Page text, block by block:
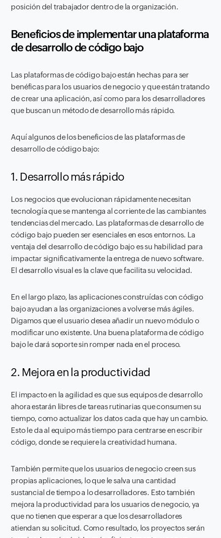
posición del trabajador dentro de la organización.
Beneficios de implementar una plataforma
de desarrollo de código bajo
Las plataformas de código bajo están hechas para ser
benéficas para los usuarios de negocio y que están tratando
de crear una aplicación, así como para los desarrolladores
que buscan un método de desarrollo más rápido.
Aquí algunos de los beneficios de las plataformas de
desarrollo de código bajo:
1. Desarrollo más rápido
Los negocios que evolucionan rápidamente necesitan
tecnología que se mantenga al corriente de las cambiantes
tendencias del mercado. Las plataformas de desarrollo de
código bajo pueden ser esenciales en esos entornos. La
ventaja del desarrollo de código bajo es su habilidad para
impactar significativamente la entrega de nuevo software.
El desarrollo visual es la clave que facilita su velocidad.
En el largo plazo, las aplicaciones construídas con código
bajo ayudan a las organizaciones a volverse más ágiles.
Digamos que el usuario desea añadir un nuevo módulo o
modificar uno existente. Una buena plataforma de código
bajo le dará soporte sin romper nada en el proceso.
2. Mejora en la productividad
El impacto en la agilidad es que sus equipos de desarrollo
ahora estarán libres de tareas rutinarias que consumen su
tiempo, como actualizar los datos cada que hay un cambio.
Esto le da al equipo más tiempo para centrarse en escribir
código, donde se requiere la creatividad humana.
También permite que los usuarios de negocio creen sus
propias aplicaciones, lo que le salva una cantidad
sustancial de tiempo a lo desarrolladores. Esto también
mejora la productividad para los usuarios de negocio, ya
que no tienen que esperar a que los desarrolladores
atiendan su solicitud. Como resultado, los proyectos serán